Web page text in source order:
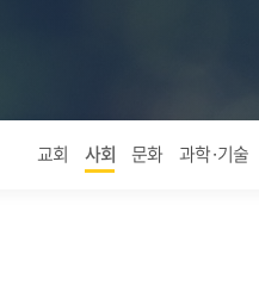
교회 사회 문화 과학·기술